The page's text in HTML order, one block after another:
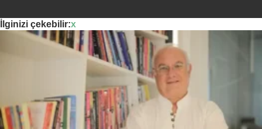
İlginizi çekebilir:x